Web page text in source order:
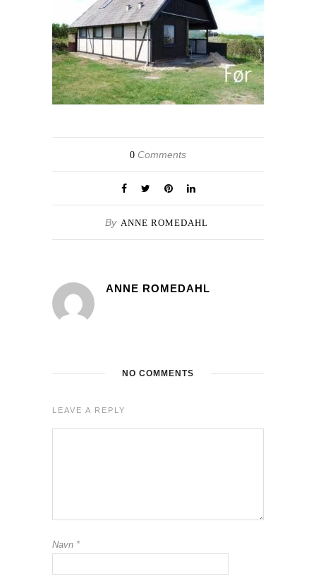
0 Comments
By ANNE ROMEDAHL
ANNE ROMEDAHL
NO COMMENTS
LEAVE A REPLY
Navn *